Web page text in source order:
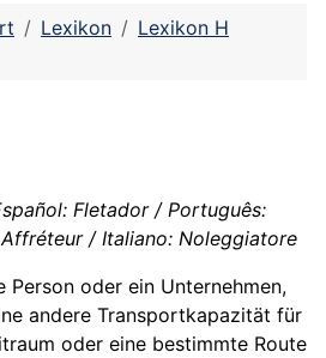
Lexikon
Lexikon H
Fletador / Português:
/ Italiano: Noleggiatore
Person oder ein Unternehmen,
andere Transportkapazität für
oder eine bestimmte Route